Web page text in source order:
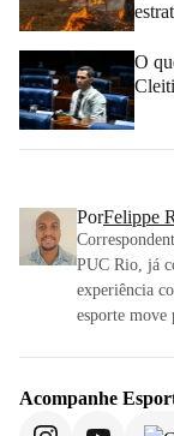
O
PorFelippe
PUC Rio, já
experiência
esporte move
Acompanhe